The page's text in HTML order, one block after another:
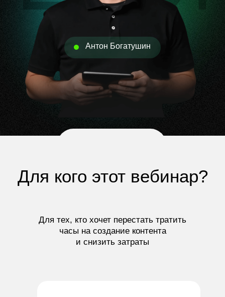
Антон Богатушин
Для кого этот вебинар?
Для тех, кто хочет перестать тратить
часы на создание контента
и снизить затраты